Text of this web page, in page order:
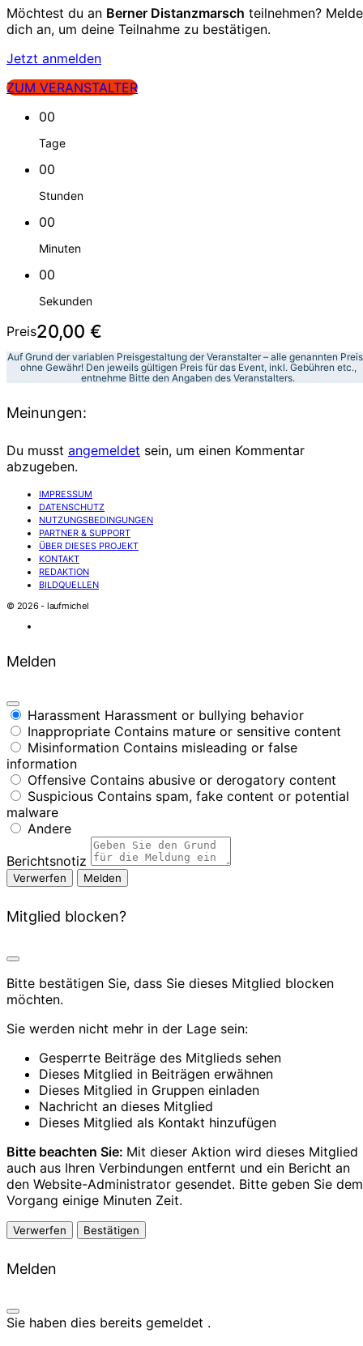
Möchtest du an Berner Distanzmarsch teilnehmen? Melde
dich an, um deine Teilnahme zu bestätigen.
Jetzt anmelden
ZUM VERANSTALTER
00
Tage
00
Stunden
00
Minuten
00
Sekunden
Preis20,00 €
Auf Grund der variablen Preisgestaltung der Veranstalter – alle genannten
ohne Gewähr! Den jeweils gültigen Preis für das Event, inkl. Gebühren etc.,
entnehme Bitte den Angaben des Veranstalters.
Meinungen:
Du musst angemeldet sein, um einen Kommentar
abzugeben.
IMPRESSUM
DATENSCHUTZ
NUTZUNGSBEDINGUNGEN
PARTNER & SUPPORT
ÜBER DIESES PROJEKT
KONTAKT
REDAKTION
BILDQUELLEN
© 2026 - laufmichel
Melden
Harassment Harassment or bullying behavior
Inappropriate Contains mature or sensitive content
Misinformation Contains misleading or false
information
Offensive Contains abusive or derogatory content
Suspicious Contains spam, fake content or potential
malware
Andere
Berichtsnotiz
Melden
Mitglied blocken?
Bitte bestätigen Sie, dass Sie dieses Mitglied blocken
möchten.
Sie werden nicht mehr in der Lage sein:
Gesperrte Beiträge des Mitglieds sehen
Dieses Mitglied in Beiträgen erwähnen
Dieses Mitglied in Gruppen einladen
Nachricht an dieses Mitglied
Dieses Mitglied als Kontakt hinzufügen
Bitte beachten Sie: Mit dieser Aktion wird dieses Mitglied
auch aus Ihren Verbindungen entfernt und ein Bericht an
den Website-Administrator gesendet. Bitte geben Sie dem
Vorgang einige Minuten Zeit.
Bestätigen
Melden
Sie haben dies bereits gemeldet .